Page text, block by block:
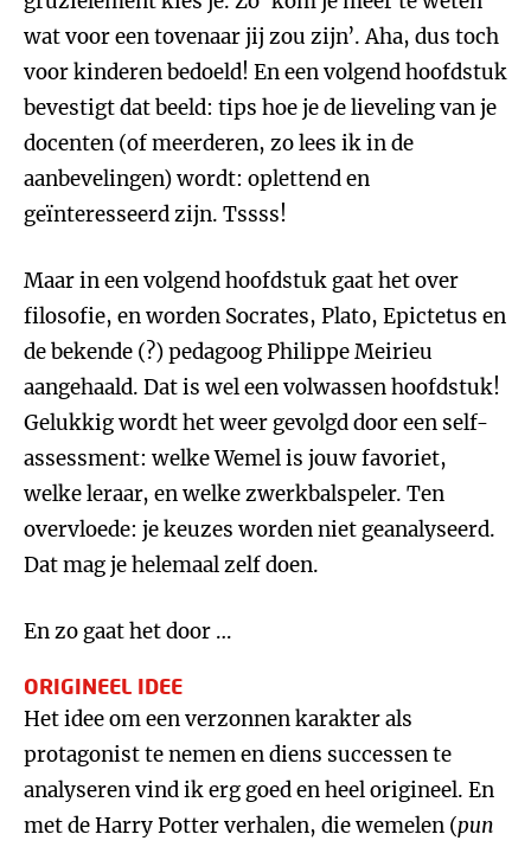
wat voor een tovenaar jij zou zijn’. Aha, dus toch
voor kinderen bedoeld! En een volgend hoofdstuk
bevestigt dat beeld: tips hoe je de lieveling van je
docenten (of meerderen, zo lees ik in de
aanbevelingen) wordt: oplettend en
geïnteresseerd zijn. Tssss!
Maar in een volgend hoofdstuk gaat het over
filosofie, en worden Socrates, Plato, Epictetus en
de bekende (?) pedagoog Philippe Meirieu
aangehaald. Dat is wel een volwassen hoofdstuk!
Gelukkig wordt het weer gevolgd door een self-
assessment: welke Wemel is jouw favoriet,
welke leraar, en welke zwerkbalspeler. Ten
overvloede: je keuzes worden niet geanalyseerd.
Dat mag je helemaal zelf doen.
En zo gaat het door …
ORIGINEEL IDEE
Het idee om een verzonnen karakter als
protagonist te nemen en diens successen te
analyseren vind ik erg goed en heel origineel. En
met de Harry Potter verhalen, die wemelen (pun